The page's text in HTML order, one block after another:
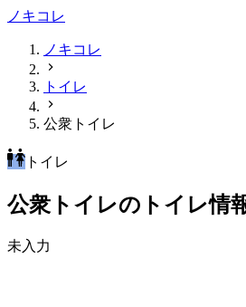
ノキコレ
ノキコレ
トイレ
公衆トイレ
トイレ
公衆トイレのトイレ情
未入力